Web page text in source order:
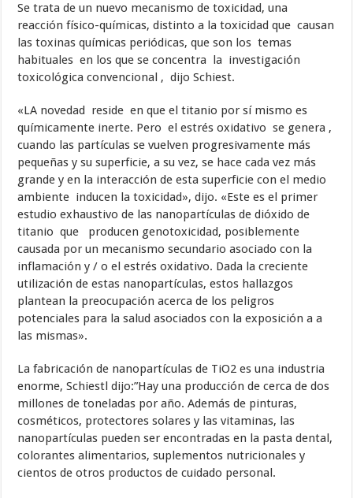
Se trata de un nuevo mecanismo de toxicidad, una
reacción físico-químicas, distinto a la toxicidad que causan
las toxinas químicas periódicas, que son los temas
habituales en los que se concentra la investigación
toxicológica convencional , dijo Schiest.
«LA novedad reside en que el titanio por sí mismo es
químicamente inerte. Pero el estrés oxidativo se genera ,
cuando las partículas se vuelven progresivamente más
pequeñas y su superficie, a su vez, se hace cada vez más
grande y en la interacción de esta superficie con el medio
ambiente inducen la toxicidad», dijo. «Este es el primer
estudio exhaustivo de las nanopartículas de dióxido de
titanio que producen genotoxicidad, posiblemente
causada por un mecanismo secundario asociado con la
inflamación y / o el estrés oxidativo. Dada la creciente
utilización de estas nanopartículas, estos hallazgos
plantean la preocupación acerca de los peligros
potenciales para la salud asociados con la exposición a a
las mismas».
La fabricación de nanopartículas de TiO2 es una industria
enorme, Schiestl dijo:”Hay una producción de cerca de dos
millones de toneladas por año. Además de pinturas,
cosméticos, protectores solares y las vitaminas, las
nanopartículas pueden ser encontradas en la pasta dental,
colorantes alimentarios, suplementos nutricionales y
cientos de otros productos de cuidado personal.